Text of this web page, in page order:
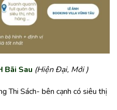
Bãi Sau (Hiện Đại, Mới)
Thi Sách- bên cạnh có siêu thị